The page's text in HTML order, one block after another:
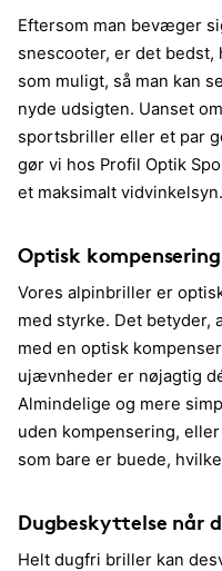
Eftersom man bevæger
snescooter, er det
som muligt, så man kan
nyde udsigten. Uanset
sportsbriller eller et par
gør vi hos Profil Optik
et maksimalt vidvinkelsyn.
Optisk kompensering
Vores alpinbriller er
med styrke. Det betyder,
med en optisk
ujævnheder er nøjagtig
Almindelige og mere
uden kompensering,
som bare er buede,
Dugbeskyttelse når
Helt dugfri briller kan